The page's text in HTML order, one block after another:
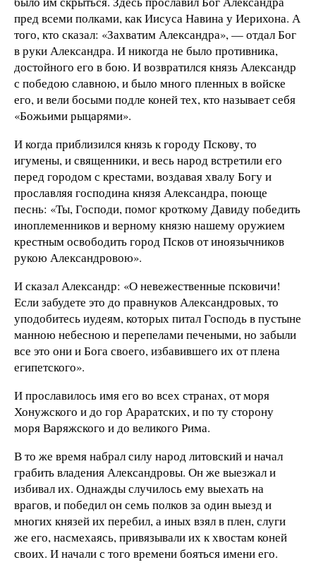
пред всеми полками, как Иисуса Навина у Иерихона. А
того, кто сказал: «Захватим Александра», — отдал Бог
в руки Александра. И никогда не было противника,
достойного его в бою. И возвратился князь Александр
с победою славною, и было много пленных в войске
его, и вели босыми подле коней тех, кто называет себя
«Божьими рыцарями».
И когда приблизился князь к городу Пскову, то
игумены, и священники, и весь народ встретили его
перед городом с крестами, воздавая хвалу Богу и
прославляя господина князя Александра, поюще
песнь: «Ты, Господи, помог кроткому Давиду победить
иноплеменников и верному князю нашему оружием
крестным освободить город Псков от иноязычников
рукою Александровою».
И сказал Александр: «О невежественные псковичи!
Если забудете это до правнуков Александровых, то
уподобитесь иудеям, которых питал Господь в пустыне
манною небесною и перепелами печеными, но забыли
все это они и Бога своего, избавившего их от плена
египетского».
И прославилось имя его во всех странах, от моря
Хонужского и до гор Араратских, и по ту сторону
моря Варяжского и до великого Рима.
В то же время набрал силу народ литовский и начал
грабить владения Александровы. Он же выезжал и
избивал их. Однажды случилось ему выехать на
врагов, и победил он семь полков за один выезд и
многих князей их перебил, а иных взял в плен, слуги
же его, насмехаясь, привязывали их к хвостам коней
своих. И начали с того времени бояться имени его.